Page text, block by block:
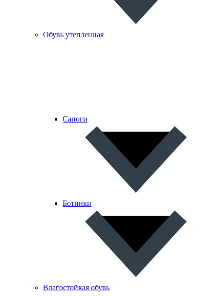
Обувь утепленная
Сапоги
Ботинки
Влагостойкая обувь